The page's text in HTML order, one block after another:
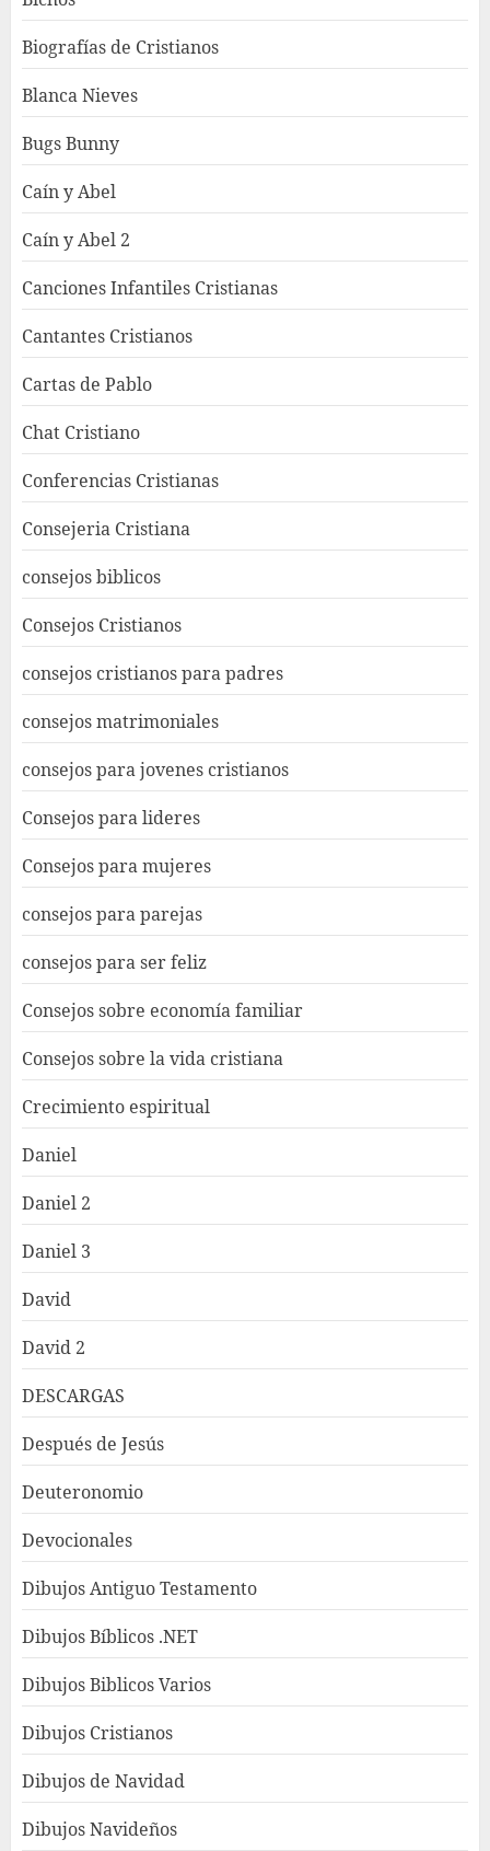
Biografías de Cristianos
Blanca Nieves
Bugs Bunny
Caín y Abel
Caín y Abel 2
Canciones Infantiles Cristianas
Cantantes Cristianos
Cartas de Pablo
Chat Cristiano
Conferencias Cristianas
Consejeria Cristiana
consejos biblicos
Consejos Cristianos
consejos cristianos para padres
consejos matrimoniales
consejos para jovenes cristianos
Consejos para lideres
Consejos para mujeres
consejos para parejas
consejos para ser feliz
Consejos sobre economía familiar
Consejos sobre la vida cristiana
Crecimiento espiritual
Daniel
Daniel 2
Daniel 3
David
David 2
DESCARGAS
Después de Jesús
Deuteronomio
Devocionales
Dibujos Antiguo Testamento
Dibujos Bíblicos .NET
Dibujos Biblicos Varios
Dibujos Cristianos
Dibujos de Navidad
Dibujos Navideños